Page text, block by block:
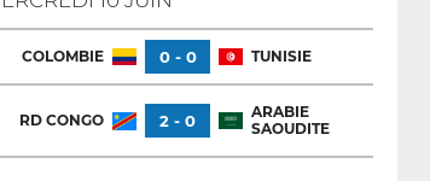
COLOMBIE 0 - 0 TUNISIE
RD CONGO 2 - 0
ARABIE
SAOUDITE